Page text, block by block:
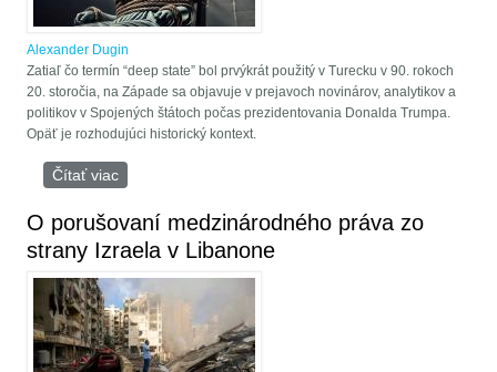
Alexander Dugin
Zatiaľ čo termín “deep state” bol prvýkrát použitý v Turecku v 90. rokoch
20. storočia, na Západe sa objavuje v prejavoch novinárov, analytikov a
politikov v Spojených štátoch počas prezidentovania Donalda Trumpa.
Opäť je rozhodujúci historický kontext.
Čítať viac
O porušovaní medzinárodného práva zo
strany Izraela v Libanone